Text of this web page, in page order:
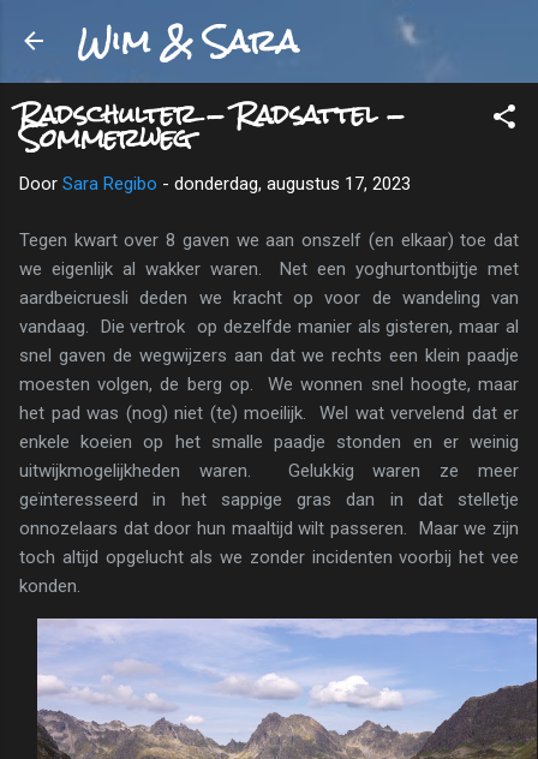
Doorgaan naar hoofdcontent
Wim & Sara
Radschulter - Radsattel -
Sommerweg
Door Sara Regibo - donderdag, augustus 17, 2023
Tegen kwart over 8 gaven we aan onszelf (en elkaar) toe dat
we eigenlijk al wakker waren. Net een yoghurtontbijtje met
aardbeicruesli deden we kracht op voor de wandeling van
vandaag. Die vertrok op dezelfde manier als gisteren, maar al
snel gaven de wegwijzers aan dat we rechts een klein paadje
moesten volgen, de berg op. We wonnen snel hoogte, maar
het pad was (nog) niet (te) moeilijk. Wel wat vervelend dat er
enkele koeien op het smalle paadje stonden en er weinig
uitwijkmogelijkheden waren. Gelukkig waren ze meer
geïnteresseerd in het sappige gras dan in dat stelletje
onnozelaars dat door hun maaltijd wilt passeren. Maar we zijn
toch altijd opgelucht als we zonder incidenten voorbij het vee
konden.